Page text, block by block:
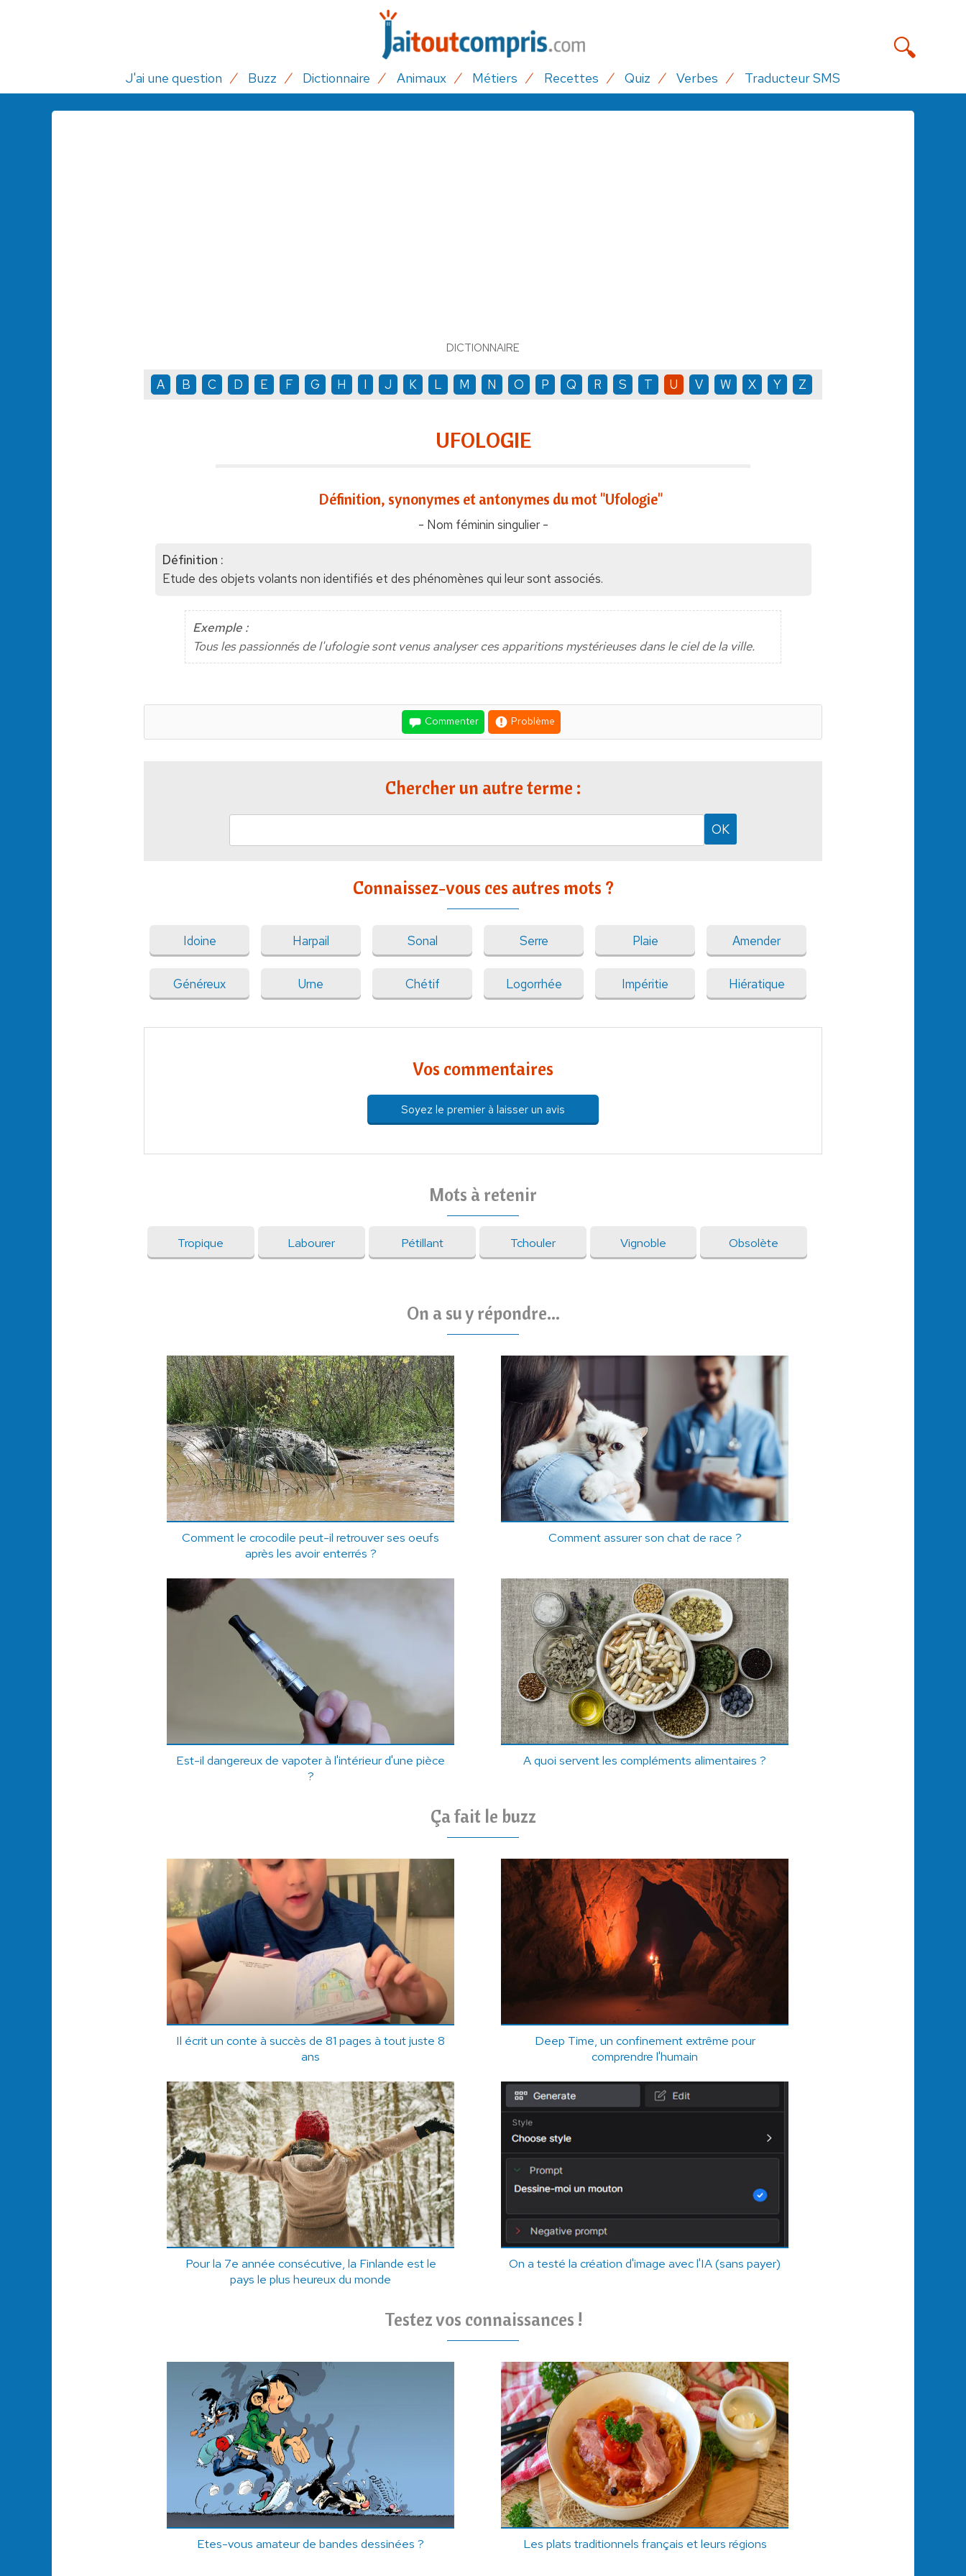
J'ai une question Buzz Dictionnaire Animaux Métiers Recettes Quiz Verbes Traducteur SMS
DICTIONNAIRE
A B C D E F G H I J K L M N O P Q R S T U V W X Y Z
UFOLOGIE
Définition, synonymes et antonymes du mot "Ufologie"
- Nom féminin singulier -
Définition :
Etude des objets volants non identifiés et des phénomènes qui leur sont associés.
Exemple :
Tous les passionnés de l'ufologie sont venus analyser ces apparitions mystérieuses dans le ciel de la ville.
Commenter Problème
Chercher un autre terme :
Connaissez-vous ces autres mots ?
Idoine Harpail Sonal Serre Plaie Amender
Généreux Urne Chétif Logorrhée Impéritie Hiératique
Vos commentaires
Soyez le premier à laisser un avis
Mots à retenir
Tropique Labourer Pétillant Tchouler Vignoble Obsolète
On a su y répondre...
Comment le crocodile peut-il retrouver ses oeufs
après les avoir enterrés ?
Comment assurer son chat de race ?
Est-il dangereux de vapoter à l'intérieur d'une pièce
?
A quoi servent les compléments alimentaires ?
Ça fait le buzz
Il écrit un conte à succès de 81 pages à tout juste 8
ans
Deep Time, un confinement extrême pour
comprendre l'humain
Pour la 7e année consécutive, la Finlande est le
pays le plus heureux du monde
On a testé la création d'image avec l'IA (sans payer)
Testez vos connaissances !
Etes-vous amateur de bandes dessinées ? Les plats traditionnels français et leurs régions